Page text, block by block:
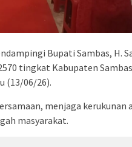
Bupati Sambas, H.
tingkat Kabupaten
(13/06/26).
menjaga kerukunan
masyarakat.